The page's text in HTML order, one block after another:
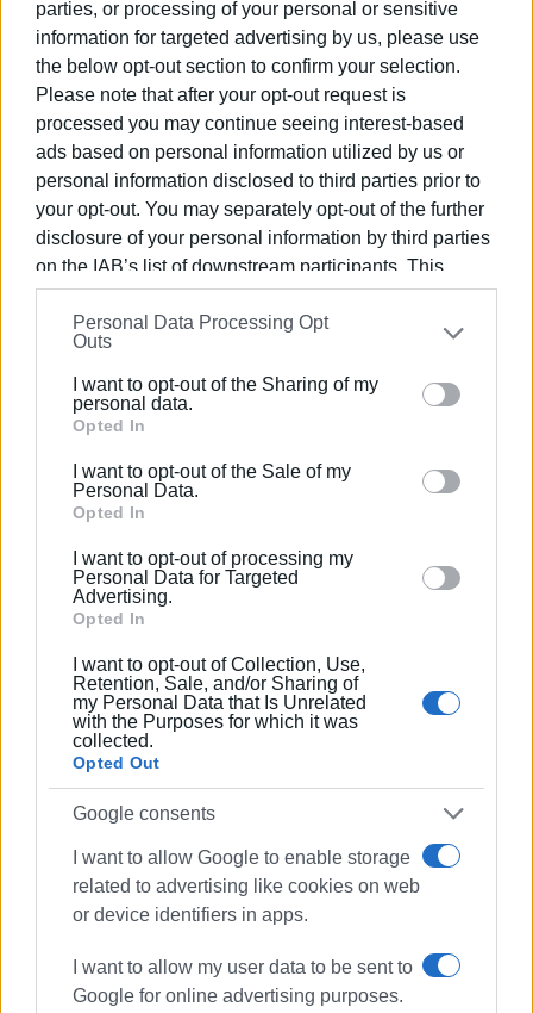
parties, or processing of your personal or sensitive
information for targeted advertising by us, please use
the below opt-out section to confirm your selection.
Please note that after your opt-out request is
processed you may continue seeing interest-based
ads based on personal information utilized by us or
personal information disclosed to third parties prior to
your opt-out. You may separately opt-out of the further
disclosure of your personal information by third parties
on the IAB’s list of downstream participants. This
information may also be disclosed by us to third parties
on theIAB’s List of Downstream Participants
that may
further disclose it to other third parties.
Please note that this website/app uses one or more
Google services and may gather and store information
behaviour. You may click to grant or deny consent to
Google and its third-party tags to use your data for
section.
Personal Data Processing Opt
Outs
I want to opt-out of the Sharing of my
personal data.
Opted In
I want to opt-out of the Sale of my
Personal Data.
Opted In
I want to opt-out of processing my
Personal Data for Targeted
Advertising.
Opted In
I want to opt-out of Collection, Use,
Retention, Sale, and/or Sharing of
my Personal Data that Is Unrelated
with the Purposes for which it was
collected.
Opted Out
Google consents
I want to allow Google to enable storage
related to advertising like cookies on web
or device identifiers in apps.
I want to allow my user data to be sent to
Google for online advertising purposes.
Εργάζεται στις Εκδόσεις Ενημέρωση από το
1990 σε θέσεις υψηλής ευθύνης. Ειδικεύεται στις
δημόσιες σχέσεις, το ελεύθερο και το
καλλιτεχνικό ρεπορτάζ.
Ακολουθήστε το enimerosi στοFacebook
Συνδρομητές στο e-paper